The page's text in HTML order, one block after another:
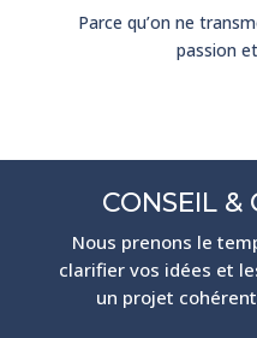
Parce qu’on ne
passion
CONSEIL &
Nous prenons le
clarifier vos idées et
un projet